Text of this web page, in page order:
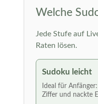
Welche
Jede Stufe auf
Raten lösen.
Sudoku leicht
Ideal für
Ziffer und nackte